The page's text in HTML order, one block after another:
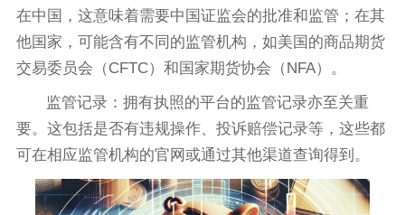
在中国，这意味着需要中国证监会的批准和监管；在其
他国家，可能含有不同的监管机构，如美国的商品期货
交易委员会（CFTC）和国家期货协会（NFA）。
监管记录：拥有执照的平台的监管记录亦至关重
要。这包括是否有违规操作、投诉赔偿记录等，这些都
可在相应监管机构的官网或通过其他渠道查询得到。